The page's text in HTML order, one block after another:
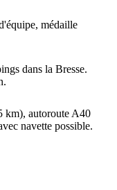
médaille
dans la Bresse.
km), autoroute A40
navette possible.